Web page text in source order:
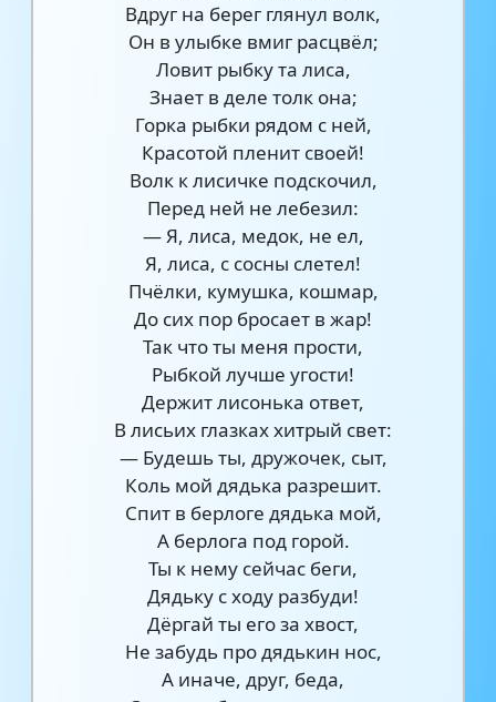
Вдруг на берег глянул волк,
Он в улыбке вмиг расцвёл;
Ловит рыбку та лиса,
Знает в деле толк она;
Горка рыбки рядом с ней,
Красотой пленит своей!
Волк к лисичке подскочил,
Перед ней не лебезил:
— Я, лиса, медок, не ел,
Я, лиса, с сосны слетел!
Пчёлки, кумушка, кошмар,
До сих пор бросает в жар!
Так что ты меня прости,
Рыбкой лучше угости!
Держит лисонька ответ,
В лисьих глазках хитрый свет:
— Будешь ты, дружочек, сыт,
Коль мой дядька разрешит.
Спит в берлоге дядька мой,
А берлога под горой.
Ты к нему сейчас беги,
Дядьку с ходу разбуди!
Дёргай ты его за хвост,
Не забудь про дядькин нос,
А иначе, друг, беда,